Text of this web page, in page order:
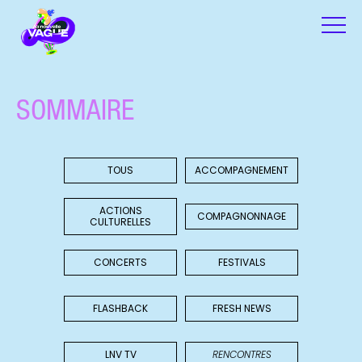
SOMMAIRE
TOUS ACCOMPAGNEMENT
ACTIONS
CULTURELLES
COMPAGNONNAGE
CONCERTS FESTIVALS
FLASHBACK FRESH NEWS
LNV TV RENCONTRES